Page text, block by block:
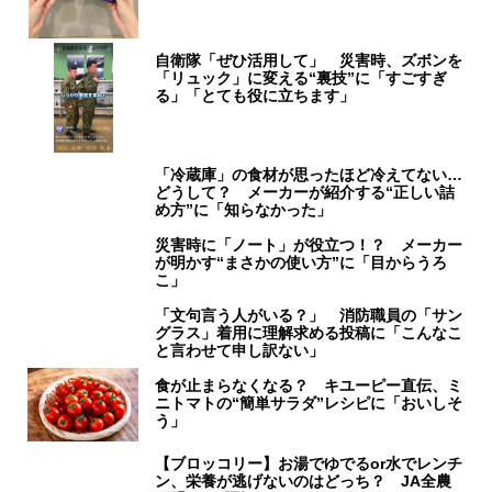
自衛隊「ぜひ活用して」 災害時、ズボンを
「リュック」に変える“裏技”に「すごすぎ
る」「とても役に立ちます」
「冷蔵庫」の食材が思ったほど冷えてない…
どうして？ メーカーが紹介する“正しい詰
め方”に「知らなかった」
災害時に「ノート」が役立つ！？ メーカー
が明かす“まさかの使い方”に「目からうろ
こ」
「文句言う人がいる？」 消防職員の「サン
グラス」着用に理解求める投稿に「こんなこ
と言わせて申し訳ない」
食が止まらなくなる？ キユーピー直伝、ミ
ニトマトの“簡単サラダ”レシピに「おいしそ
う」
【ブロッコリー】お湯でゆでるor水でレンチ
ン、栄養が逃げないのはどっち？ JA全農